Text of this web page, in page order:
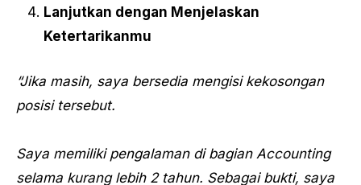
Lanjutkan dengan Menjelaskan
Ketertarikanmu
“Jika masih, saya bersedia mengisi kekosongan
posisi tersebut.
Saya memiliki pengalaman di bagian Accounting
selama kurang lebih 2 tahun. Sebagai bukti, saya